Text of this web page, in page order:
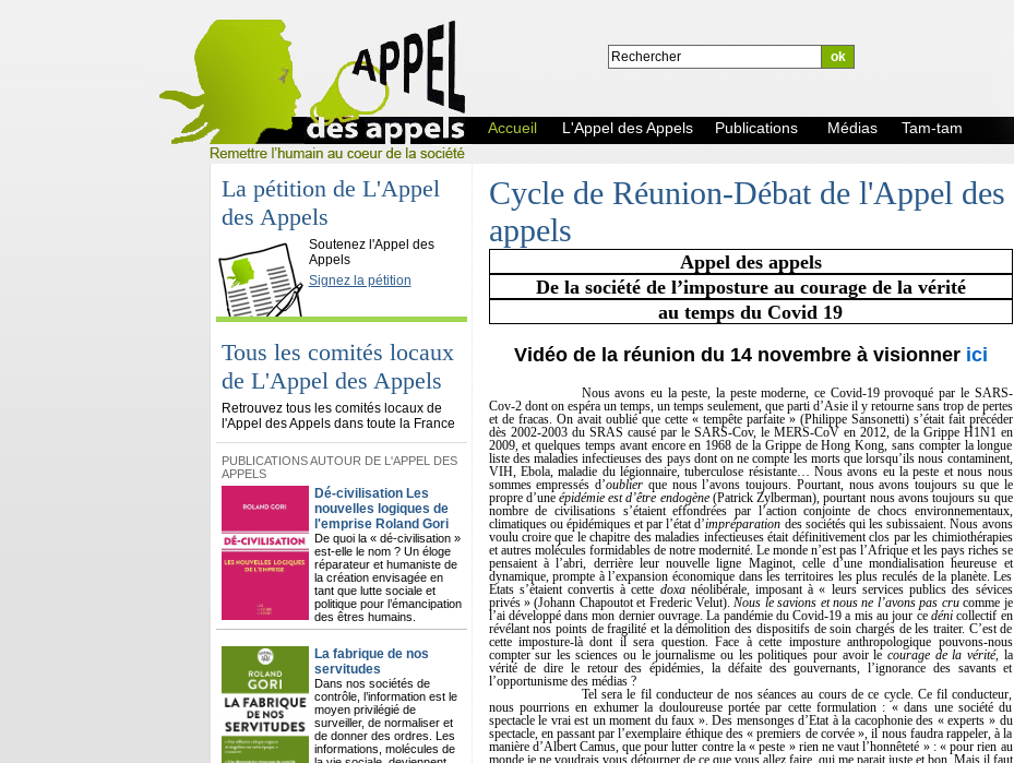
L'Appel des Appels
Accueil L'Appel des Appels Publications Médias Tam-tam
La pétition de L'Appel
des Appels
Soutenez l'Appel des
Appels
Signez la pétition
Tous les comités locaux
de L'Appel des Appels
Retrouvez tous les comités locaux de
l'Appel des Appels dans toute la France
PUBLICATIONS AUTOUR DE L'APPEL DES
APPELS
Dé-civilisation Les
nouvelles logiques de
l'emprise Roland Gori
De quoi la « dé-civilisation »
est-elle le nom ? Un éloge
réparateur et humaniste de
la création envisagée en
tant que lutte sociale et
politique pour l’émancipation
des êtres humains.
La fabrique de nos
servitudes
Dans nos sociétés de
contrôle, l’information est le
moyen privilégié de
surveiller, de normaliser et
de donner des ordres. Les
informations, molécules de
Cycle de Réunion-Débat de l'Appel des
appels
Appel des appels
De la société de l’imposture au courage de la vérité
au temps du Covid 19
Vidéo de la réunion du 14 novembre à visionner ici
Nous avons eu la peste, la peste moderne, ce Covid-19 provoqué par le SARS-
Cov-2 dont on espéra un temps, un temps seulement, que parti d’Asie il y retourne sans trop de pertes
et de fracas. On avait oublié que cette « tempête parfaite » (Philippe Sansonetti) s’était fait précéder
dès 2002-2003 du SRAS causé par le SARS-Cov, le MERS-CoV en 2012, de la Grippe H1N1 en
2009, et quelques temps avant encore en 1968 de la Grippe de Hong Kong, sans compter la longue
liste des maladies infectieuses des pays dont on ne compte les morts que lorsqu’ils nous contaminent,
VIH, Ebola, maladie du légionnaire, tuberculose résistante… Nous avons eu la peste et nous nous
sommes empressés d’oublier que nous l’avons toujours. Pourtant, nous avons toujours su que le
propre d’une épidémie est d’être endogène (Patrick Zylberman), pourtant nous avons toujours su que
nombre de civilisations s’étaient effondrées par l’action conjointe de chocs environnementaux,
climatiques ou épidémiques et par l’état d’impréparation des sociétés qui les subissaient. Nous avons
voulu croire que le chapitre des maladies infectieuses était définitivement clos par les chimiothérapies
et autres molécules formidables de notre modernité. Le monde n’est pas l’Afrique et les pays riches se
pensaient à l’abri, derrière leur nouvelle ligne Maginot, celle d’une mondialisation heureuse et
dynamique, prompte à l’expansion économique dans les territoires les plus reculés de la planète. Les
Etats s’étaient convertis à cette doxa néolibérale, imposant à « leurs services publics des sévices
privés » (Johann Chapoutot et Frederic Velut).Nous le savions et nous ne l’avons pas crucomme je
l’ai développé dans mon dernier ouvrage. La pandémie du Covid-19 a mis au jour ce dénicollectif en
révélant nos points de fragilité et la démolition des dispositifs de soin chargés de les traiter. C’est de
cette imposture-là dont il sera question. Face à cette imposture anthropologique pouvons-nous
compter sur les sciences ou le journalisme ou les politiques pour avoir le courage de la vérité, la
vérité de dire le retour des épidémies, la défaite des gouvernants, l’ignorance des savants et
l’opportunisme des médias ?
Tel sera le fil conducteur de nos séances au cours de ce cycle. Ce fil conducteur,
nous pourrions en exhumer la douloureuse portée par cette formulation : « dans une société du
spectacle le vrai est un moment du faux ».Des mensonges d’Etat à la cacophonie des « experts » du
spectacle, en passant par l’exemplaire éthique des « premiers de corvée », il nous faudra rappeler, à la
manière d’Albert Camus, que pour lutter contre la « peste » rien ne vaut l’honnêteté » : « pour rien au
monde je ne voudrais vous détourner de ce que vous allez faire, qui me parait juste et bon. Mais il faut